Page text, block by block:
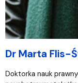
Dr Marta Flis-
Doktorka nauk